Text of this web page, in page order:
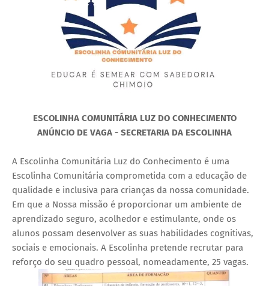
ESCOLINHA COMUNITÁRIA LUZ DO CONHECIMENTO
ANÚNCIO DE VAGA - SECRETARIA DA ESCOLINHA
A Escolinha Comunitária Luz do Conhecimento é uma
Escolinha Comunitária comprometida com a educação de
qualidade e inclusiva para crianças da nossa comunidade.
Em que a Nossa missão é proporcionar um ambiente de
aprendizado seguro, acolhedor e estimulante, onde os
alunos possam desenvolver as suas habilidades cognitivas,
sociais e emocionais. A Escolinha pretende recrutar para
reforço do seu quadro pessoal, nomeadamente, 25 vagas.